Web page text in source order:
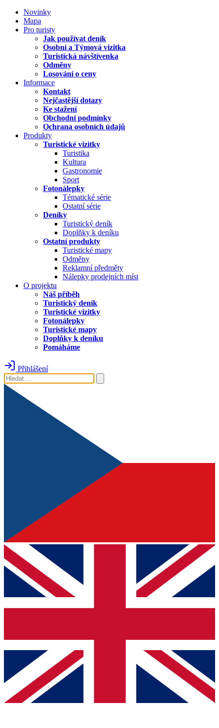
Novinky
Mapa
Pro turisty
Jak používat deník
Osobní a Týmová vizitka
Turistická návštívenka
Odměny
Losování o ceny
Informace
Kontakt
Nejčastější dotazy
Ke stažení
Obchodní podmínky
Ochrana osobních údajů
Produkty
Turistické vizitky
Turistika
Kultura
Gastronomie
Sport
Fotonálepky
Tématické série
Ostatní série
Deníky
Turistický deník
Doplňky k deníku
Ostatní produkty
Turistické mapy
Odměny
Reklamní předměty
Nálepky prodejních míst
O projektu
Náš příběh
Turistický deník
Turistické vizitky
Fotonálepky
Turistické mapy
Doplňky k deníku
Pomáháme
Přihlášení